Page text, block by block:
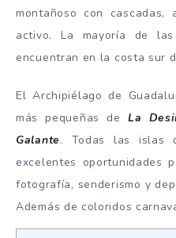
montañoso con
activo. La mayoría de
encuentran en la costa sur
El Archipiélago de
más pequeñas de La
Galante. Todas las islas
excelentes oportunidades
fotografía, senderismo y
Además de coloridos